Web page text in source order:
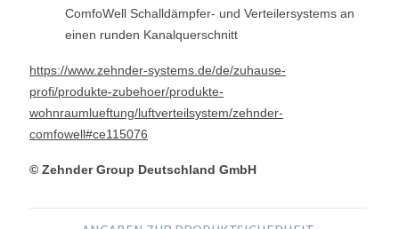
ComfoWell Schalldämpfer- und Verteilersystems an
einen runden Kanalquerschnitt
https://www.zehnder-systems.de/de/zuhause-
profi/produkte-zubehoer/produkte-
wohnraumlueftung/luftverteilsystem/zehnder-
comfowell#ce115076
© Zehnder Group Deutschland GmbH